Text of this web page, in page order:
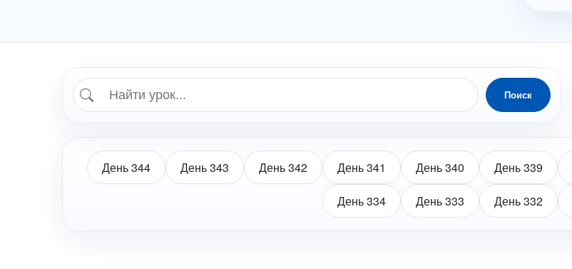
Поиск
День 344 День 343 День 342 День 341 День 340 День 339
День 334 День 333 День 332